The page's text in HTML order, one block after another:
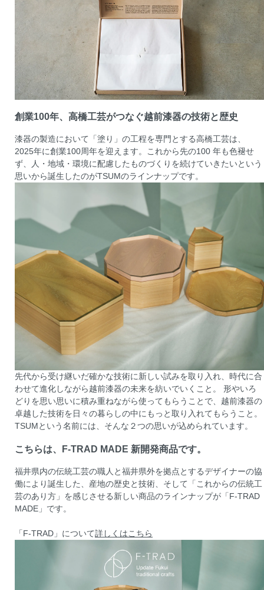
創業100年、高橋工芸がつなぐ越前漆器の技術と歴史
漆器の製造において「塗り」の工程を専門とする高橋工芸は、
2025年に創業100周年を迎えます。これから先の100 年も色褪せ
ず、人・地域・環境に配慮したものづくりを続けていきたいという
思いから誕生したのがTSUMのラインナップです。
先代から受け継いだ確かな技術に新しい試みを取り入れ、時代に合
わせて進化しながら越前漆器の未来を紡いでいくこと。 形やいろ
どりを思い思いに積み重ねながら使ってもらうことで、越前漆器の
卓越した技術を日々の暮らしの中にもっと取り入れてもらうこと。
TSUMという名前には、そんな２つの思いが込められています。
こちらは、F-TRAD MADE 新開発商品です。
福井県内の伝統工芸の職人と福井県外を拠点とするデザイナーの協
働により誕生した、産地の歴史と技術、そして「これからの伝統工
芸のあり方」を感じさせる新しい商品のラインナップが「F-TRAD
MADE」です。
「F-TRAD」について詳しくはこちら